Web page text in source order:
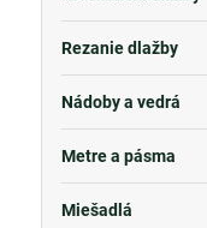
Rezanie dlažby
Nádoby a vedrá
Metre a pásma
Miešadlá